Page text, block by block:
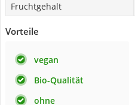
Fruchtgehalt
Vorteile
vegan
Bio-Qualität
ohne